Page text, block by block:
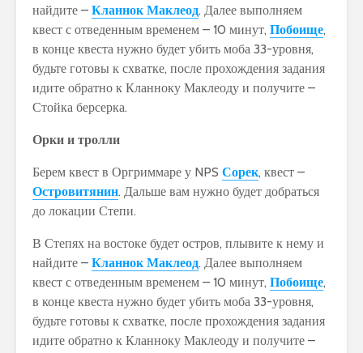
найдите – Кланнок Маклеод. Далее выполняем
квест с отведенным временем – 10 минут, Побоище,
в конце квеста нужно будет убить моба 33-уровня,
будьте готовы к схватке, после прохождения задания
идите обратно к Кланноку Маклеоду и получите –
Стойка берсерка.
Орки и тролли
Берем квест в Оргриммаре у NPS Сорек, квест –
Островитянин. Дальше вам нужно будет добраться
до локации Степи.
В Степях на востоке будет остров, плывите к нему и
найдите – Кланнок Маклеод. Далее выполняем
квест с отведенным временем – 10 минут, Побоище,
в конце квеста нужно будет убить моба 33-уровня,
будьте готовы к схватке, после прохождения задания
идите обратно к Кланноку Маклеоду и получите –